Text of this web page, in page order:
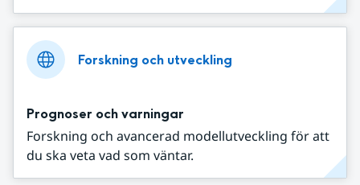
Forskning och utveckling
Prognoser och varningar
Forskning och avancerad modellutveckling för att
du ska veta vad som väntar.